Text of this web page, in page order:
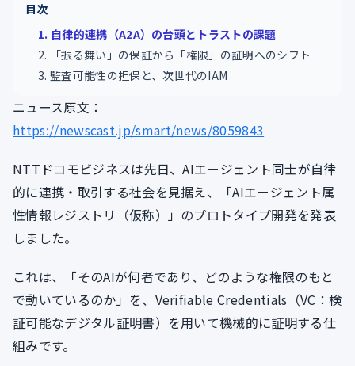
目次
1. 自律的連携（A2A）の台頭とトラストの課題
2. 「振る舞い」の保証から「権限」の証明へのシフト
3. 監査可能性の担保と、次世代のIAM
ニュース原文：
https://newscast.jp/smart/news/8059843
NTTドコモビジネスは先日、AIエージェント同士が自律
的に連携・取引する社会を見据え、「AIエージェント属
性情報レジストリ（仮称）」のプロトタイプ開発を発表
しました。
これは、「そのAIが何者であり、どのような権限のもと
で動いているのか」を、Verifiable Credentials（VC：検
証可能なデジタル証明書）を用いて機械的に証明する仕
組みです。